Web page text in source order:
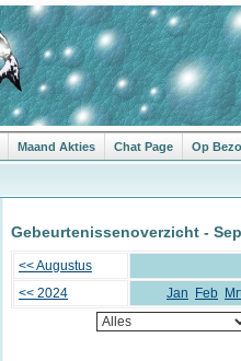
Maand Akties Chat Page Op
Gebeurtenissenoverzicht -
<< Augustus
<< 2024
Jan Feb